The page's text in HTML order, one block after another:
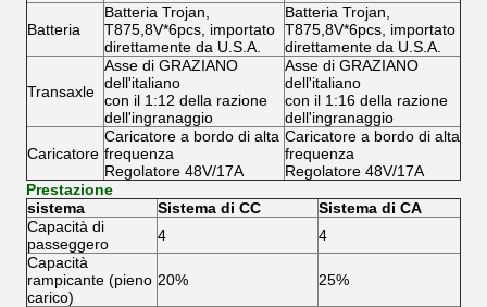
Batteria
Batteria Trojan,
T875,8V*6pcs, importato
direttamente da U.S.A.
Batteria Trojan,
T875,8V*6pcs, importato
direttamente da U.S.A.
Transaxle
Asse di GRAZIANO
dell'italiano
con il 1:12 della razione
dell'ingranaggio
Asse di GRAZIANO
dell'italiano
con il 1:16 della razione
dell'ingranaggio
Caricatore
Caricatore a bordo di alta
frequenza
Regolatore 48V/17A
Caricatore a bordo di alta
frequenza
Regolatore 48V/17A
Prestazione
sistema
Sistema di CC
Sistema di CA
Capacità di
passeggero
4
4
Capacità
rampicante (pieno
carico)
20% 25%